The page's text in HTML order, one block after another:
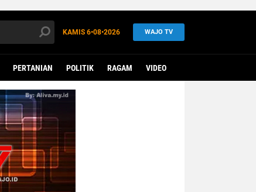
KAMIS 6•08•2026 WAJO TV
PERTANIAN POLITIK RAGAM VIDEO